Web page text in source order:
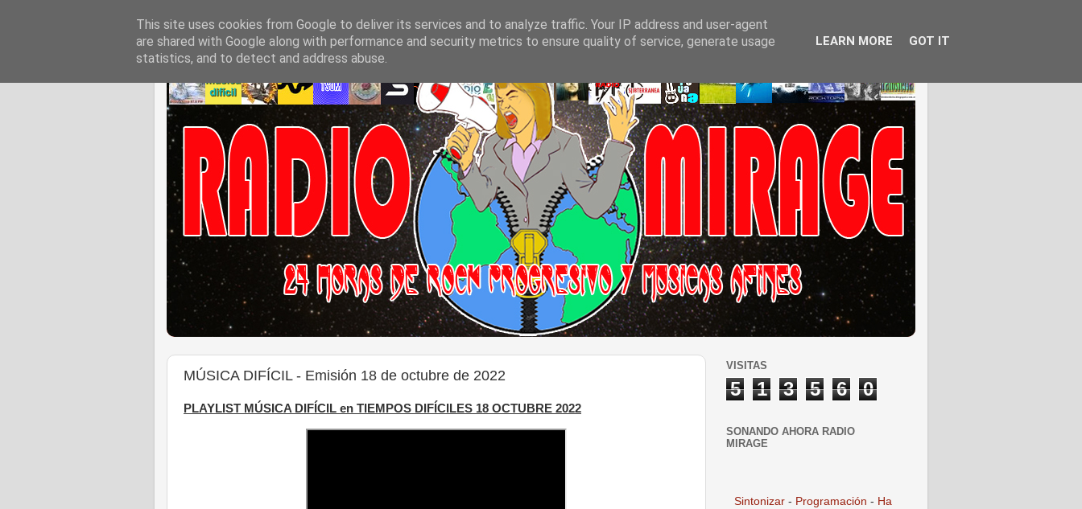
MÚSICA DIFÍCIL - Emisión 18 de octubre de 2022
PLAYLIST MÚSICA DIFÍCIL en TIEMPOS DIFÍCILES 18 OCTUBRE 2022
VISITAS
5 1 3 5 6 0
SONANDO AHORA RADIO
MIRAGE
Sintonizar - Programación - Ha
This site uses cookies from Google to deliver its services and to analyze traffic. Your IP address and user-agent
are shared with Google along with performance and security metrics to ensure quality of service, generate usage
statistics, and to detect and address abuse.
LEARN MORE GOT IT